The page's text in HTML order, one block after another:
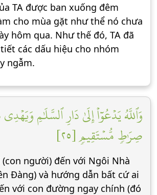
TA được ban xuống đêm
cho mùa gặt như thể nó chưa
hôm qua. Như thế đó, TA đã
các dấu hiệu cho nhóm
ngẫm.
وَٱللَّهُ يَدۡعُوٓاْ إِلَىٰ دَارِ ٱلسَّلَٰمِ
صِرَٰطٖ مُّسۡتَقِيمٖ [٢٥]
người) đến với Ngôi Nhà
Đàng) và hướng dẫn bất cứ ai
với con đường ngay chính (đó